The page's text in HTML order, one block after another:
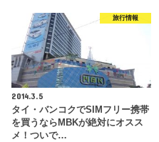
旅行情報
2014.3.5
タイ・バンコクでSIMフリー携帯
を買うならMBKが絶対にオスス
メ！ついで…